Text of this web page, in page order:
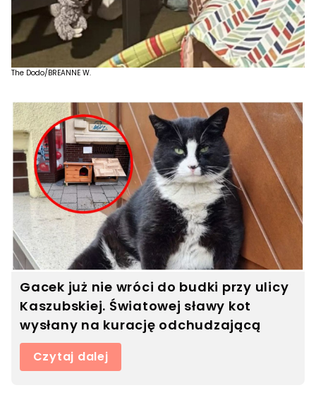
The Dodo/BREANNE W.
Gacek już nie wróci do budki przy ulicy
Kaszubskiej. Światowej sławy kot
wysłany na kurację odchudzającą
Czytaj dalej